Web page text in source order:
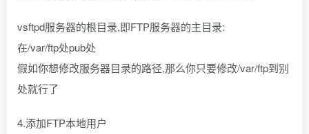
vsftpd服务器的根目录,即FTP服务器的主目录:
在/var/ftp处pub处
假如你想修改服务器目录的路径,那么你只要修改/var/ftp到别
处就行了
4.添加FTP本地用户